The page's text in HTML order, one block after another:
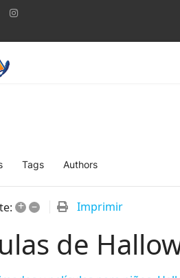
Tags Authors
+ – Imprimir
de